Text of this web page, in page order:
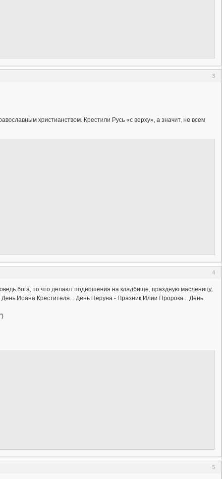
3
христианством. Крестили Русь «с верху», а значит, не всем
4
бога, то что делают подношения на кладбище, праздную масленицу,
Иоана Крестителя... День Перуна - Празник Илии Пророка... День
5